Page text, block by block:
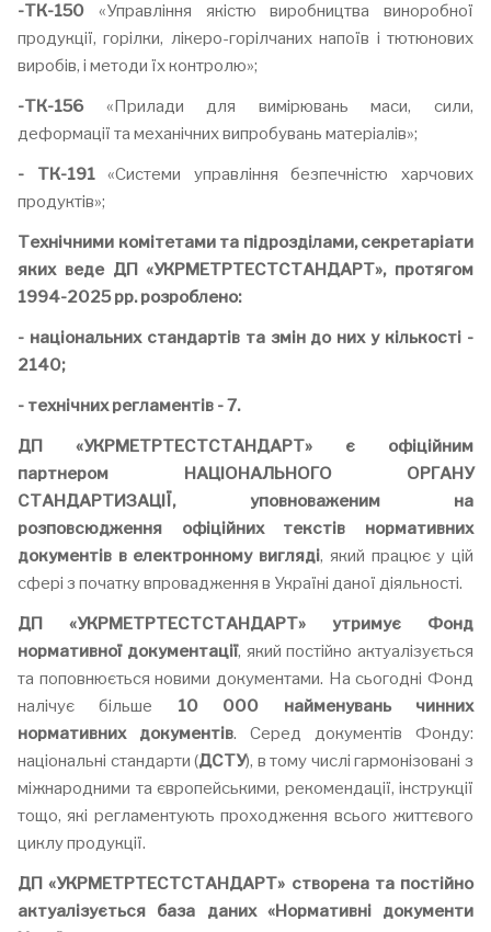
-ТК-150 «Управління якістю виробництва виноробної
продукції, горілки, лікеро-горілчаних напоїв і тютюнових
виробів, і методи їх контролю»;
-ТК-156«Прилади для вимірювань маси, сили,
деформації та механічних випробувань матеріалів»;
- ТК-191«Системи управління безпечністю харчових
продуктів»;
Технічними комітетами та підрозділами, секретаріати
яких веде ДП «УКРМЕТРТЕСТСТАНДАРТ»,протягом
1994-2025 рр. розроблено:
- національних стандартівта змін до них у кількості -
2140;
- технічних регламентів - 7.
ДП «УКРМЕТРТЕСТСТАНДАРТ» є офіційним
партнером НАЦІОНАЛЬНОГО ОРГАНУ
СТАНДАРТИЗАЦІЇ, уповноваженим на
розповсюдження офіційних текстів нормативних
документів в електронному вигляді, який працює у цій
сфері з початку впровадження в Україні даної діяльності.
ДП «УКРМЕТРТЕСТСТАНДАРТ» утримує
Фонд
нормативної документації, який постійно актуалізується
та поповнюється новими документами. На сьогодні Фонд
налічує більше 10 000 найменувань чинних
нормативних документів. Серед документів Фонду:
національні стандарти (ДСТУ), в тому числі гармонізовані з
міжнародними та європейськими, рекомендації, інструкції
тощо, які регламентують проходження всього життєвого
циклу продукції.
ДП «УКРМЕТРТЕСТСТАНДАРТ» створена та постійно
актуалізується база даних «Нормативні документи